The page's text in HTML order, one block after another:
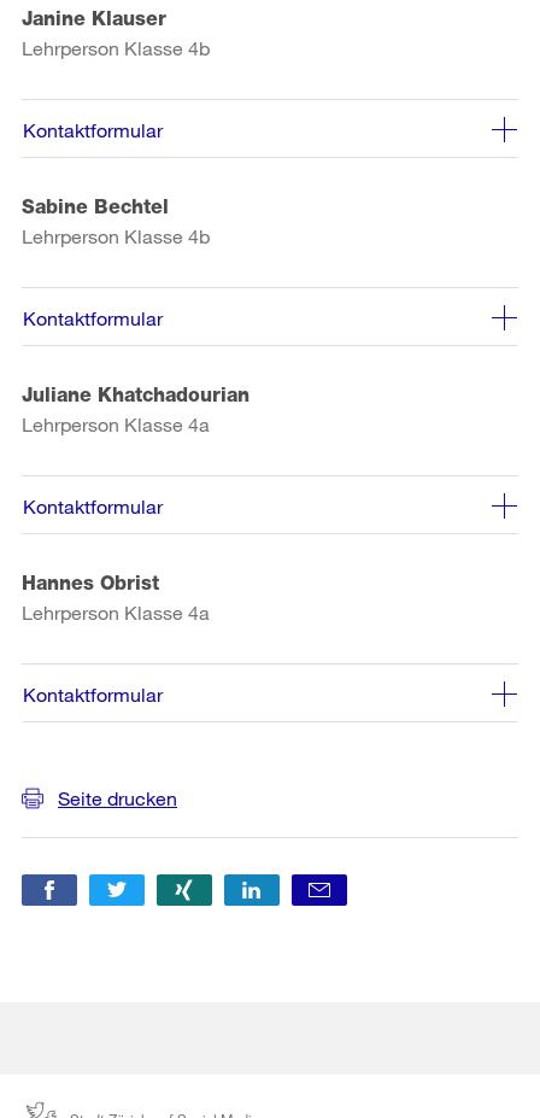
Janine Klauser
Lehrperson Klasse 4b
Kontaktformular
Sabine Bechtel
Lehrperson Klasse 4b
Kontaktformular
Juliane Khatchadourian
Lehrperson Klasse 4a
Kontaktformular
Hannes Obrist
Lehrperson Klasse 4a
Kontaktformular
Informationen
Seite drucken